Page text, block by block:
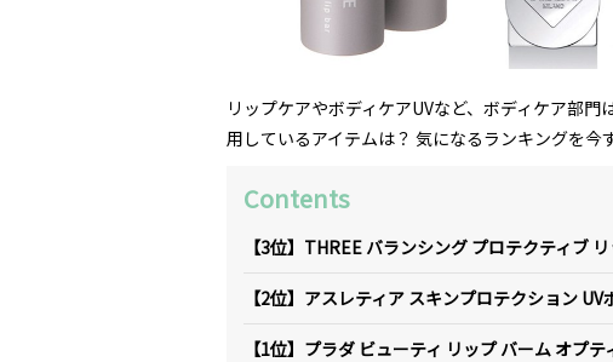
リップケアやボディケアUVなど、ボディケア部
用しているアイテムは？ 気になるランキングを今
Contents
【3位】THREE バランシング プロテクティブ
【2位】アスレティア スキンプロテクション UV
【1位】プラダ ビューティ リップ バーム オプ